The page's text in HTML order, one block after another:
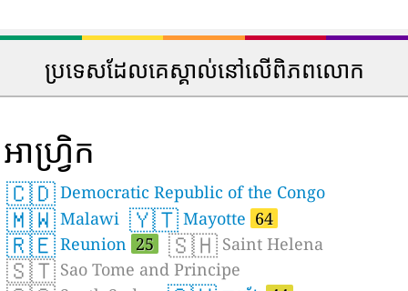
ប្រទេសដែលគេស្គាល់នៅលើពិភពលោក
អាហ្រ្វិក
🇨🇩 Democratic Republic of the Congo
🇲🇼 Malawi 🇾🇹 Mayotte 64
🇷🇪 Reunion 25 🇸🇭 Saint Helena
🇸🇹 Sao Tome and Principe